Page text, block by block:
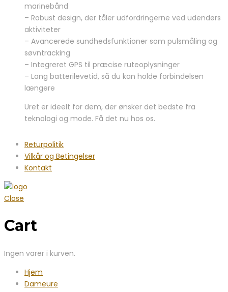
marinebånd
– Robust design, der tåler udfordringerne ved udendørs
aktiviteter
– Avancerede sundhedsfunktioner som pulsmåling og
søvntracking
– Integreret GPS til præcise ruteoplysninger
– Lang batterilevetid, så du kan holde forbindelsen
længere
Uret er ideelt for dem, der ønsker det bedste fra
teknologi og mode. Få det nu hos os.
Returpolitik
Vilkår og Betingelser
Kontakt
Close
Cart
Ingen varer i kurven.
Hjem
Dameure